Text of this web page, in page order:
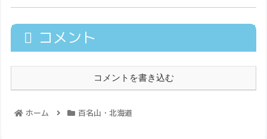
コメント
コメントを書き込む
ホーム 百名山・北海道